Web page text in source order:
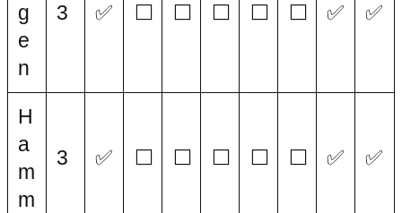
g
e
n
3 ✅ ⬜ ⬜ ⬜ ⬜ ⬜ ✅ ✅
H
a
m
m
3 ✅ ⬜ ⬜ ⬜ ⬜ ⬜ ✅ ✅